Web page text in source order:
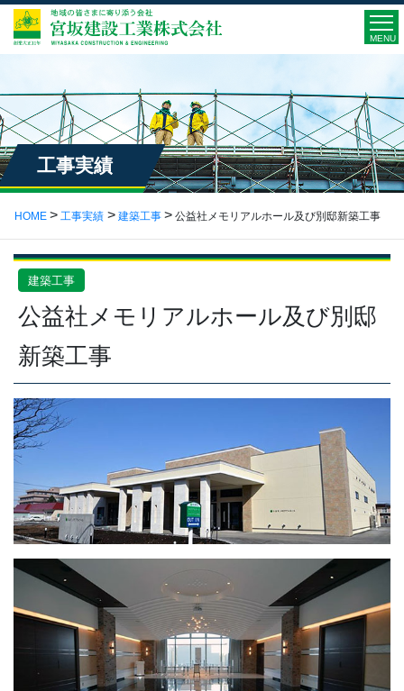
MENU
工事実績
HOME 工事実績 建築工事 公益社メモリアルホール及び別邸新築工事
建築工事
公益社メモリアルホール及び別邸
新築工事